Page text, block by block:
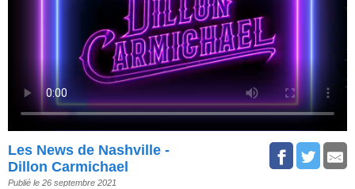
Les News de Nashville -
Dillon Carmichael
Publié le 26 septembre 2021